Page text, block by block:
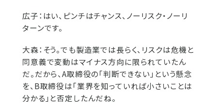
広子： はい、ピンチはチャンス、ノーリスク・ノーリ
ターンです。
大森： そう。でも製造業では長らく、リスクは危機と
同意義で変動はマイナス方向に限られていたん
だ。だから、A取締役の「判断できない」という懸念
を、B取締役は「業界を知っていれば小さいことは
分かる」と否定したんだね。